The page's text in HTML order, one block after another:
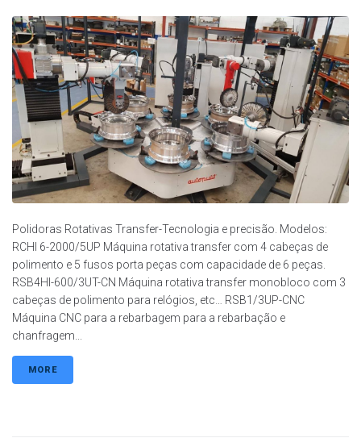
Polidoras Rotativas Transfer-Tecnologia e precisão. Modelos:
RCHI 6-2000/5UP Máquina rotativa transfer com 4 cabeças de
polimento e 5 fusos porta peças com capacidade de 6 peças.
RSB4HI-600/3UT-CN Máquina rotativa transfer monobloco com 3
cabeças de polimento para relógios, etc… RSB1/3UP-CNC
Máquina CNC para a rebarbagem para a rebarbação e
chanfragem...
MORE